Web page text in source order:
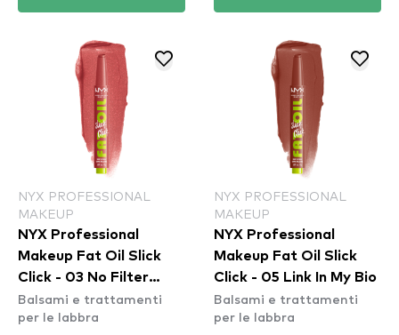
NYX PROFESSIONAL
MAKEUP
NYX Professional
Makeup Fat Oil Slick
Click - 03 No Filter
Needed
Balsami e trattamenti
per le labbra
NYX PROFESSIONAL
MAKEUP
NYX Professional
Makeup Fat Oil Slick
Click - 05 Link In My Bio
Balsami e trattamenti
per le labbra